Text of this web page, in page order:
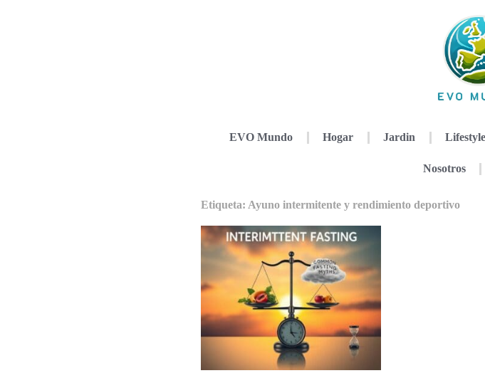
EVO Mundo Hogar Jardin Lifestyle
Nosotros
Etiqueta: Ayuno intermitente y rendimiento deportivo